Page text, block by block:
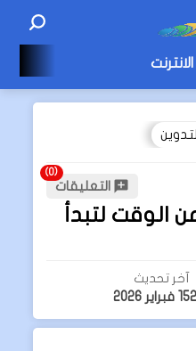
التعليقات
الوقت لتبدأ
آخر تحديث
15 فبراير 2026